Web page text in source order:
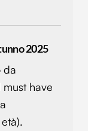
2025
da
must have